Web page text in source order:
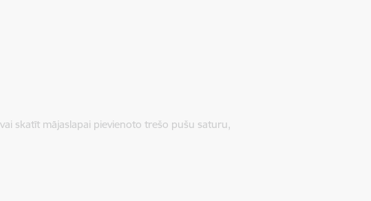
skatīt mājaslapai pievienoto trešo pušu saturu,